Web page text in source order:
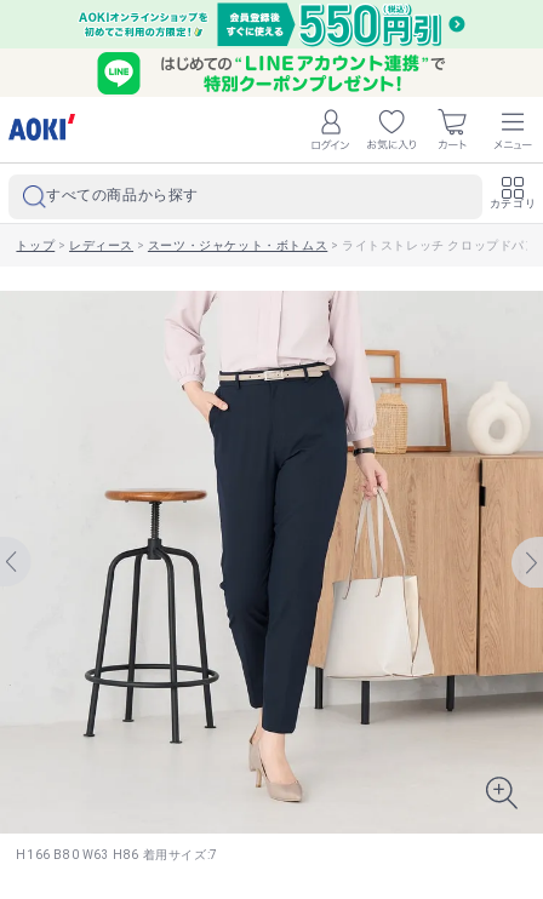
すべての商品から探す カテゴリ
トップ> レディース > スーツ・ジャケット・ボトムス > ライトストレッチ クロップドパ
H166 B80 W63 H86 着用サイズ:7